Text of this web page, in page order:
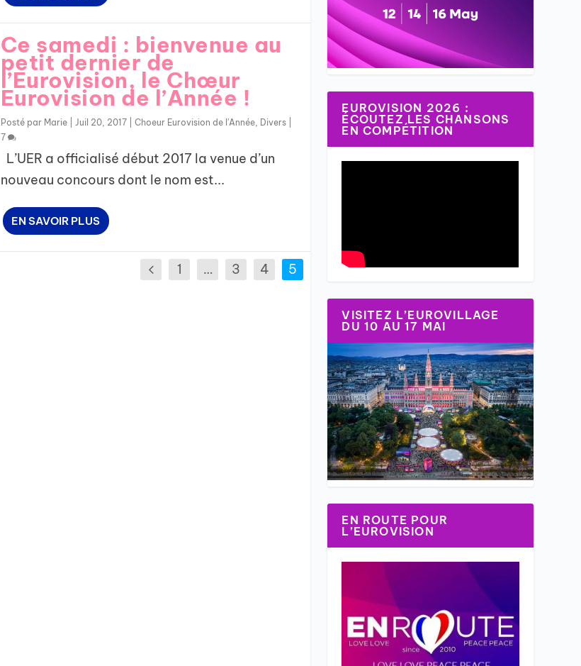
Ce samedi : bienvenue au
petit dernier de
l’Eurovision, le Chœur
Eurovision de l’Année !
Posté par Marie| Juil 20, 2017| Choeur Eurovision de l'Année, Divers|
7
L’UER a officialisé début 2017 la venue d’un
nouveau concours dont le nom est...
EN SAVOIR PLUS
1 … 3 4 5
EUROVISION 2026 :
ÉCOUTEZ LES CHANSONS
EN COMPÉTITION
VISITEZ L’EUROVILLAGE
DU 10 AU 17 MAI
EN ROUTE POUR
L’EUROVISION